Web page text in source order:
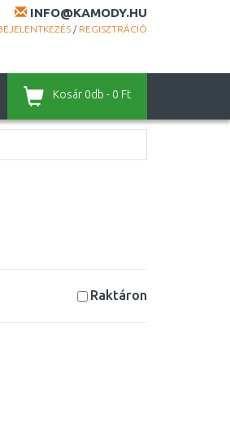
INFO@KAMODY.HU
/ REGISZTRÁCIÓ
Kosár 0db - 0 Ft
Raktáron